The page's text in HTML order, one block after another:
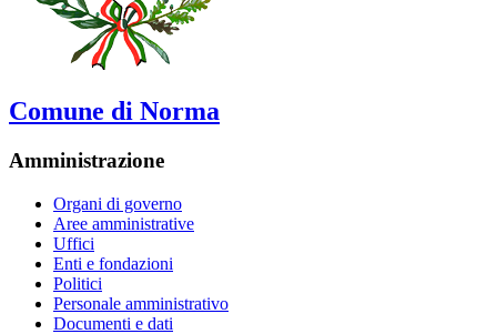
Comune di Norma
Amministrazione
Organi di governo
Aree amministrative
Uffici
Enti e fondazioni
Politici
Personale amministrativo
Documenti e dati